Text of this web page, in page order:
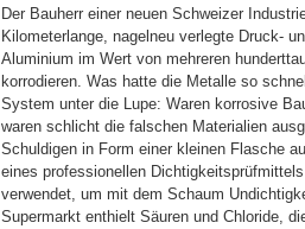
Der Bauherr einer neuen Schweizer
Kilometerlange, nagelneu verlegte Druck-
Aluminium im Wert von mehreren
korrodieren. Was hatte die Metalle so
System unter die Lupe: Waren korrosive
waren schlicht die falschen Materialien
Schuldigen in Form einer kleinen Flasche
eines professionellen
verwendet, um mit dem Schaum
Supermarkt enthielt Säuren und Chloride,